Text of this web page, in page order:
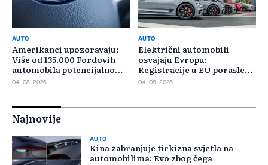
AUTO
Amerikanci upozoravaju:
Više od 135.000 Fordovih
automobila potencijalno
rizično
04. 08. 2026.
AUTO
Električni automobili
osvajaju Evropu:
Registracije u EU porasle
gotovo 30 posto
04. 08. 2026.
Najnovije
AUTO
Kina zabranjuje tirkizna svjetla na
automobilima: Evo zbog čega